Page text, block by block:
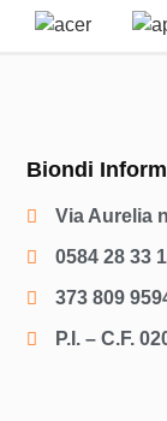
Biondi
Via Aurelia
0584 28 33
373 809
P.I. – C.F.